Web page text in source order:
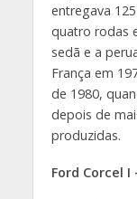
entregava
quatro rodas
sedã e a
França em
de 1980,
depois de
produzidas.
Ford Corcel I